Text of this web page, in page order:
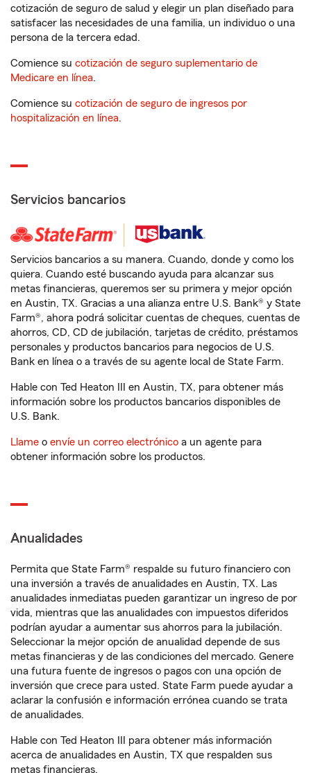
cotización de seguro de salud y elegir un plan diseñado para
satisfacer las necesidades de una familia, un individuo o una
persona de la tercera edad.
Comience su cotización de seguro suplementario de
Medicare en línea.
Comience su cotización de seguro de ingresos por
hospitalización en línea.
Servicios bancarios
Servicios bancarios a su manera. Cuando, donde y como los
quiera. Cuando esté buscando ayuda para alcanzar sus
metas financieras, queremos ser su primera y mejor opción
en Austin, TX. Gracias a una alianza entre U.S. Bank® y State
Farm®, ahora podrá solicitar cuentas de cheques, cuentas de
ahorros, CD, CD de jubilación, tarjetas de crédito, préstamos
personales y productos bancarios para negocios de U.S.
Bank en línea o a través de su agente local de State Farm.
Hable con Ted Heaton III en Austin, TX, para obtener más
información sobre los productos bancarios disponibles de
U.S. Bank.
Llame o envíe un correo electrónico a un agente para
obtener información sobre los productos.
Anualidades
Permita que State Farm® respalde su futuro financiero con
una inversión a través de anualidades en Austin, TX. Las
anualidades inmediatas pueden garantizar un ingreso de por
vida, mientras que las anualidades con impuestos diferidos
podrían ayudar a aumentar sus ahorros para la jubilación.
Seleccionar la mejor opción de anualidad depende de sus
metas financieras y de las condiciones del mercado. Genere
una futura fuente de ingresos o pagos con una opción de
inversión que crece para usted. State Farm puede ayudar a
aclarar la confusión e información errónea cuando se trata
de anualidades.
Hable con Ted Heaton III para obtener más información
acerca de anualidades en Austin, TX que respalden sus
metas financieras.